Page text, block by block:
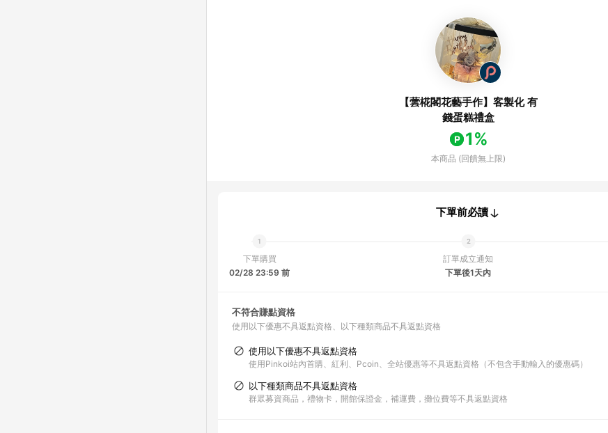
【蕓椛閣花藝手作】客製化 有
錢蛋糕禮盒
1%
本商品 (回饋無上限)
下單前必讀
下單購買
02/28 23:59 前
訂單成立通知
下單後1天內
不符合賺點資格
使用以下優惠不具返點資格 以下種類商品不具返點資格
使用以下優惠不具返點資格
使用Pinkoi站內首購、紅利、Pcoin、全站優惠等不具返點資格（不包含手動輸入的優惠碼）
以下種類商品不具返點資格
群眾募資商品，禮物卡，開館保證金，補運費，攤位費等不具返點資格